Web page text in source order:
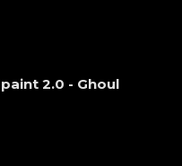
2.0 - Ghoul